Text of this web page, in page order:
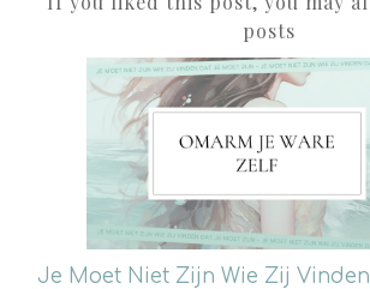
posts
Je Moet Niet Zijn Wie Zij